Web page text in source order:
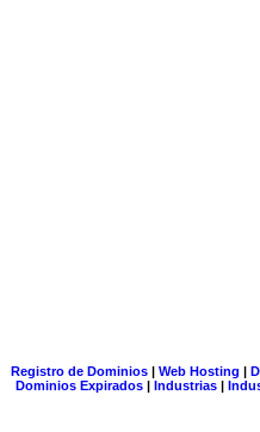
Registro de Dominios| Web Hosting |
Dominios Expirados | Industrias |